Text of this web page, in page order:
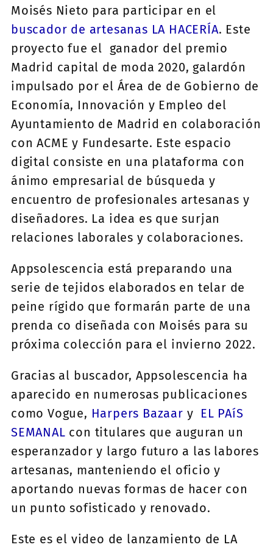
Moisés Nieto para participar en el
buscador de artesanas LA HACERÍA. Este
proyecto fue el ganador del premio
Madrid capital de moda 2020, galardón
impulsado por el Área de de Gobierno de
Economía, Innovación y Empleo del
Ayuntamiento de Madrid en colaboración
con ACME y Fundesarte. Este espacio
digital consiste en una plataforma con
ánimo empresarial de búsqueda y
encuentro de profesionales artesanas y
diseñadores. La idea es que surjan
relaciones laborales y colaboraciones.
Appsolescencia está preparando una
serie de tejidos elaborados en telar de
peine rígido que formarán parte de una
prenda co diseñada con Moisés para su
próxima colección para el invierno 2022.
Gracias al buscador, Appsolescencia ha
aparecido en numerosas publicaciones
como Vogue, Harpers Bazaar y EL PAíS
SEMANAL con titulares que auguran un
esperanzador y largo futuro a las labores
artesanas, manteniendo el oficio y
aportando nuevas formas de hacer con
un punto sofisticado y renovado.
Este es el video de lanzamiento de LA